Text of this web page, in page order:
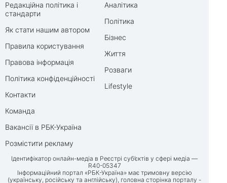
Редакційна політика і
стандарти
Як стати нашим автором
Правила користування
Правова інформація
Політика конфіденційності
Контакти
Команда
Вакансії в РБК-Україна
Розмістити рекламу
Аналітика
Політика
Бізнес
Життя
Розваги
Lifestyle
Ідентифікатор онлайн-медіа в Реєстрі суб’єктів у сфері медіа —
R40-05347
Інформаційний портал «РБК-Україна» має тримовну версію
(українську, російську та англійську), головна сторінка порталу -